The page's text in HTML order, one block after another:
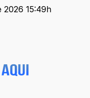
2026 15:49h